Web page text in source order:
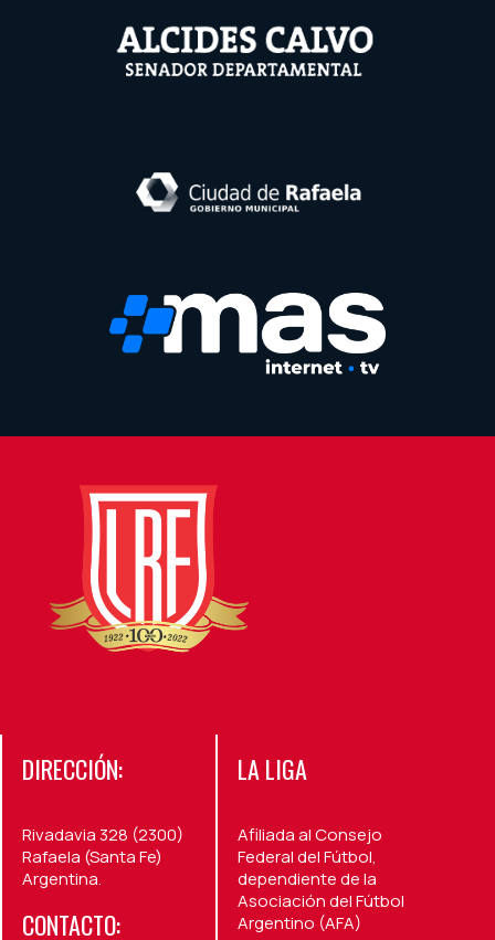
DIRECCIÓN:
Rivadavia 328 (2300)
Rafaela (Santa Fe)
Argentina.
CONTACTO:
LA LIGA
Afiliada al Consejo
Federal del Fútbol,
dependiente de la
Asociación del Fútbol
Argentino (AFA)